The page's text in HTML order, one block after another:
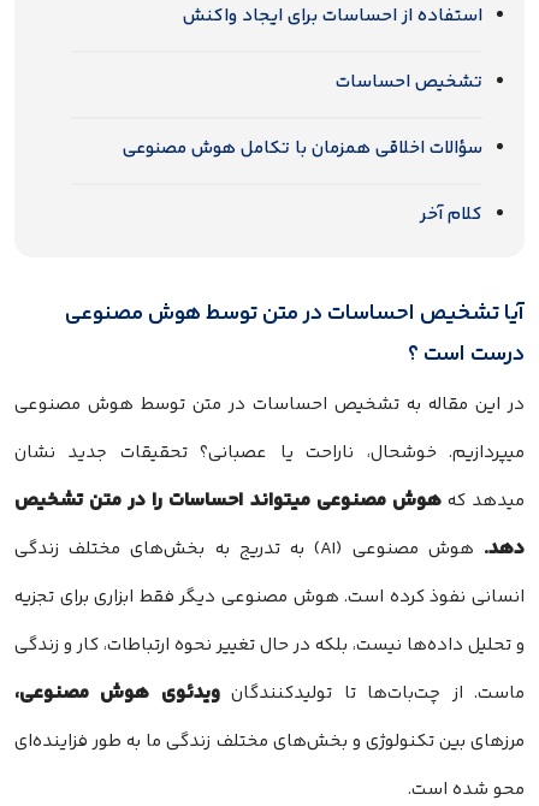
استفاده از احساسات برای ایجاد واکنش
تشخیص احساسات
سؤالات اخلاقی همزمان با تکامل هوش مصنوعی
کلام آخر
آیا تشخیص احساسات در متن توسط هوش مصنوعی
درست است ؟
در این مقاله به تشخیص احساسات در متن توسط هوش مصنوعی
میپردازیم. خوشحال، ناراحت یا عصبانی؟ تحقیقات جدید نشان
میدهد کههوش مصنوعی میتواند احساسات را در متن تشخیص
دهد.
هوش مصنوعی (AI) به تدریج به بخش‌های مختلف زندگی
انسانی نفوذ کرده است. هوش مصنوعی دیگر فقط ابزاری برای تجزیه
و تحلیل داده‌ها نیست، بلکه در حال تغییر نحوه ارتباطات، کار و زندگی
ماست. از چت‌بات‌ها تا تولیدکنندگانویدئوی هوش مصنوعی،
مرزهای بین تکنولوژی و بخش‌های مختلف زندگی ما به طور فزاینده‌ای
محو شده است.